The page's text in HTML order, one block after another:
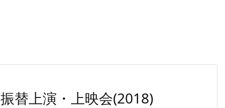
替上演・上映会(2018)